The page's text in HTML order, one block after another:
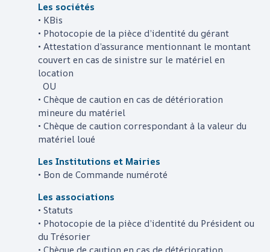
Les sociétés
• KBis
• Photocopie de la pièce d’identité du gérant
• Attestation d’assurance mentionnant le montant
couvert en cas de sinistre sur le matériel en
location
OU
• Chèque de caution en cas de détérioration
mineure du matériel
• Chèque de caution correspondant à la valeur du
matériel loué
Les Institutions et Mairies
• Bon de Commande numéroté
Les associations
• Statuts
• Photocopie de la pièce d’identité du Président ou
du Trésorier